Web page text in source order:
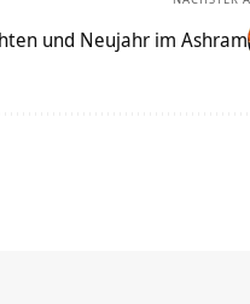
und Neujahr im Ashram